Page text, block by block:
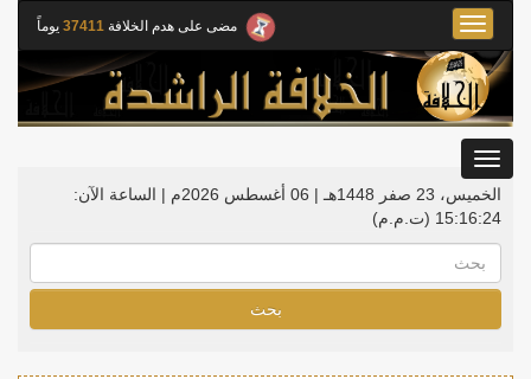
مضى على هدم الخلافة 37411 يوماً
Toggle
navigation
الخميس، 23 صفر 1448هـ | 06 أغسطس 2026م |
الساعة الآن:
15:16:25 (ت.م.م)
بحث